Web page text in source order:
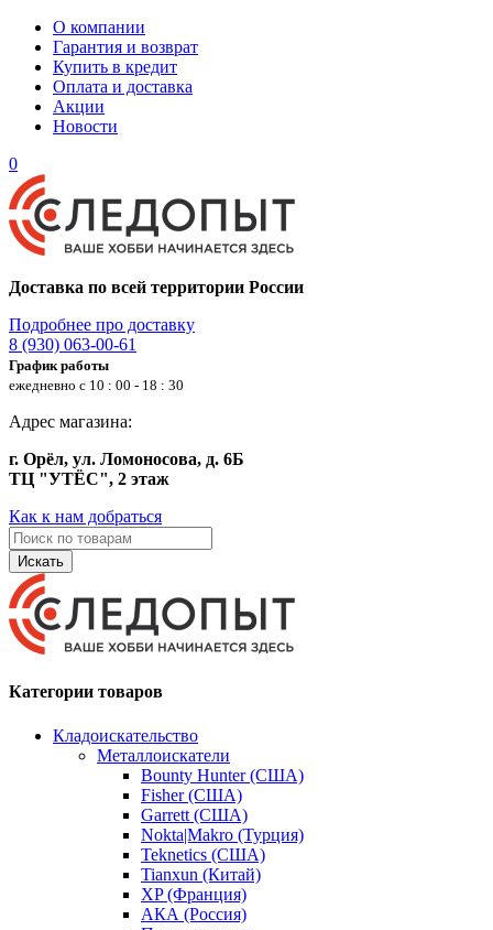
О компании
Гарантия и возврат
Купить в кредит
Оплата и доставка
Акции
Новости
0
Доставка по всей территории России
Подробнее про доставку
8 (930) 063-00-61
График работы
ежедневно с 10 : 00 - 18 : 30
Адрес магазина:
г. Орёл, ул. Ломоносова, д. 6Б
ТЦ "УТЁС", 2 этаж
Как к нам добраться
Искать
Категории товаров
Кладоискательство
Металлоискатели
Bounty Hunter (США)
Fisher (США)
Garrett (США)
Nokta|Makro (Турция)
Teknetics (США)
Tianxun (Китай)
XP (Франция)
АКА (Россия)